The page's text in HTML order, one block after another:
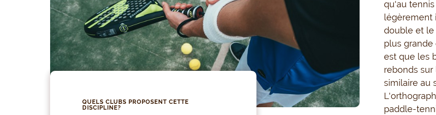
QUELS CLUBS PROPOSENT CETTE
DISCIPLINE?
qu'au
légèrement
double et le
plus grande
est que les
rebonds
similaire au
paddle-